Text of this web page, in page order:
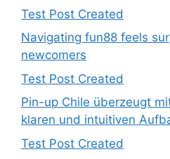
Test Post Created
Navigating fun88 feels
newcomers
Test Post Created
Pin-up Chile überzeugt
klaren und intuitiven
Test Post Created